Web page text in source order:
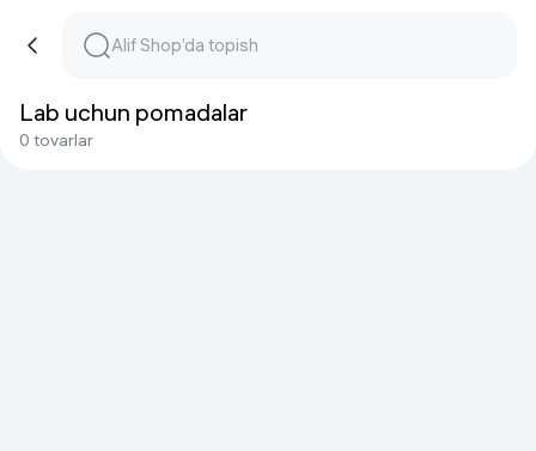
Lab uchun pomadalar
0 tovarlar